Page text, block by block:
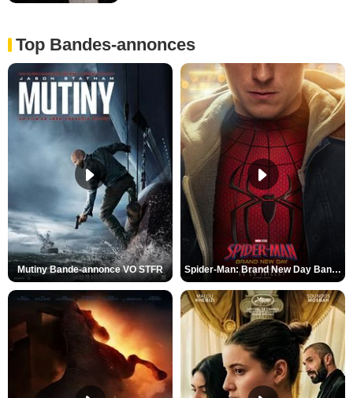
Top Bandes-annonces
Mutiny Bande-annonce VO STFR Spider-Man: Brand New Day Bande-annonce VO STFR